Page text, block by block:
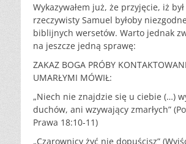
Wykazywałem już, że przyjęcie, iż
rzeczywisty Samuel byłoby
biblijnych wersetów. Warto jednak
na jeszcze jedną sprawę:
ZAKAZ BOGA PRÓBY
UMARŁYMI MÓWIŁ:
„Niech nie znajdzie się u ciebie (…)
duchów, ani wzywający zmarłych”
Prawa 18:10-11)
„Czarownicy żyć nie dopuścisz”